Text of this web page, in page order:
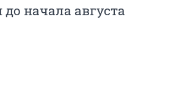
начала августа